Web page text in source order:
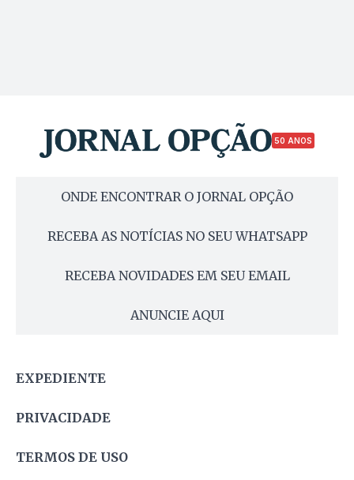
50 ANOS
ONDE ENCONTRAR O JORNAL OPÇÃO
RECEBA AS NOTÍCIAS NO SEU WHATSAPP
RECEBA NOVIDADES EM SEU EMAIL
ANUNCIE AQUI
EXPEDIENTE
PRIVACIDADE
TERMOS DE USO